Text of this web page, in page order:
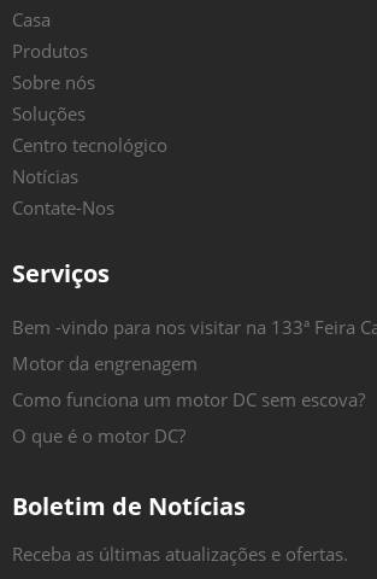
Casa
Produtos
Sobre nós
Soluções
Centro tecnológico
Notícias
Contate-Nos
Serviços
Bem -vindo para nos visitar na 133ª Feira
Motor da engrenagem
Como funciona um motor DC sem escova?
O que é o motor DC?
Boletim de Notícias
Receba as últimas atualizações e ofertas.